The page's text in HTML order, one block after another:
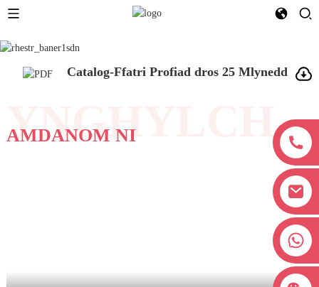
Catalog-Ffatri Profiad dros 25 Mlynedd
AMDANOM NI
YNGHYLCH